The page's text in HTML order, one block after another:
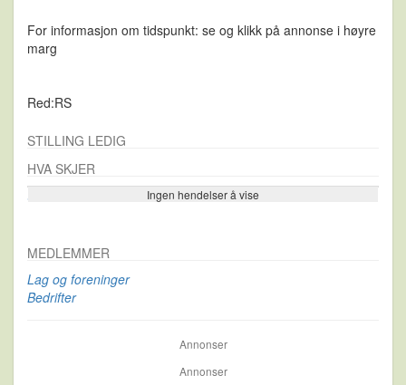
For informasjon om tidspunkt: se og klikk på annonse i høyre
marg
Red:RS
STILLING LEDIG
HVA SKJER
Ingen hendelser å vise
Se flere…
MEDLEMMER
Lag og foreninger
Bedrifter
Annonser
Annonser